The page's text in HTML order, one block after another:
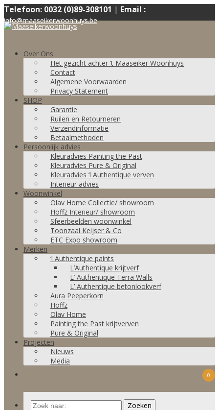
Telefoon: 0032 (0)89-308101 | Email :
info@maaseikerwoonhuys.be
Over Ons
Het gezicht achter ’t Maaseiker Woonhuys
Contact
Algemene Voorwaarden
Privacy Statement
SHOP
Garantie
Ruilen en Retourneren
Verzendinformatie
Betaalmethoden
Persoonlijk advies
Kleuradvies Painting the Past
Kleuradvies Pure & Original
Kleuradvies ‘l Authentique verven
Interieur advies
Woonwinkel
Olav Home Collectie/ showroom
Hoffz Interieur/ showroom
Sfeerbeelden woonwinkel
Toonzaal Keijser & Co
ETC Expo showroom
Merken
‘l Authentique paints
L’Authentique krijtverf
L’ Authentique Terra Walls
L’ Authentique betonlookverf
Aura Peeperkorn
Hoffz
Olav Home
Painting the Past krijtverven
Pure & Original
Projecten
Nieuws
Media
0